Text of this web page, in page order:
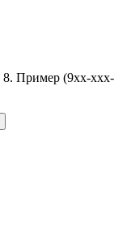
8. Пример (9хх-ххх-